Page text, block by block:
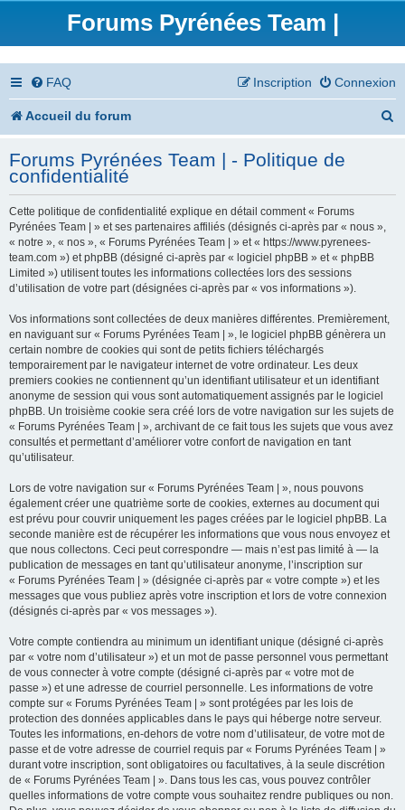
Forums Pyrénées Team |
FAQ Connexion
Inscription
Accueil du forum
h
Forums Pyrénées Team | - Politique de
confidentialité
Cette politique de confidentialité explique en détail comment « Forums
Pyrénées Team | » et ses partenaires affiliés (désignés ci-après par « nous »,
« notre », « nos », « Forums Pyrénées Team | » et « https://www.pyrenees-
team.com ») et phpBB (désigné ci-après par « logiciel phpBB » et « phpBB
Limited ») utilisent toutes les informations collectées lors des sessions
d’utilisation de votre part (désignées ci-après par « vos informations »).
Vos informations sont collectées de deux manières différentes. Premièrement,
en naviguant sur « Forums Pyrénées Team | », le logiciel phpBB génèrera un
certain nombre de cookies qui sont de petits fichiers téléchargés
temporairement par le navigateur internet de votre ordinateur. Les deux
premiers cookies ne contiennent qu’un identifiant utilisateur et un identifiant
anonyme de session qui vous sont automatiquement assignés par le logiciel
phpBB. Un troisième cookie sera créé lors de votre navigation sur les sujets de
« Forums Pyrénées Team | », archivant de ce fait tous les sujets que vous avez
consultés et permettant d’améliorer votre confort de navigation en tant
qu’utilisateur.
Lors de votre navigation sur « Forums Pyrénées Team | », nous pouvons
également créer une quatrième sorte de cookies, externes au document qui
est prévu pour couvrir uniquement les pages créées par le logiciel phpBB. La
seconde manière est de récupérer les informations que vous nous envoyez et
que nous collectons. Ceci peut correspondre — mais n’est pas limité à — la
publication de messages en tant qu’utilisateur anonyme, l’inscription sur
« Forums Pyrénées Team | » (désignée ci-après par « votre compte ») et les
messages que vous publiez après votre inscription et lors de votre connexion
(désignés ci-après par « vos messages »).
Votre compte contiendra au minimum un identifiant unique (désigné ci-après
par « votre nom d’utilisateur ») et un mot de passe personnel vous permettant
de vous connecter à votre compte (désigné ci-après par « votre mot de
passe ») et une adresse de courriel personnelle. Les informations de votre
compte sur « Forums Pyrénées Team | » sont protégées par les lois de
protection des données applicables dans le pays qui héberge notre serveur.
Toutes les informations, en-dehors de votre nom d’utilisateur, de votre mot de
passe et de votre adresse de courriel requis par « Forums Pyrénées Team | »
durant votre inscription, sont obligatoires ou facultatives, à la seule discrétion
de « Forums Pyrénées Team | ». Dans tous les cas, vous pouvez contrôler
quelles informations de votre compte vous souhaitez rendre publiques ou non.